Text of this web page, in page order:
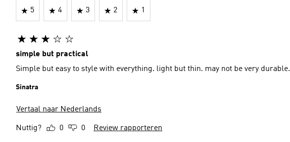
5 4 3 2 1
simple but practical
Simple but easy to style with everything. light but thin. may not be very durable.
Sinatra
Vertaal naar Nederlands
Nuttig? 0 0 Review rapporteren